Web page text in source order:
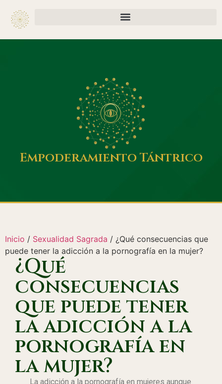
Empoderamiento Tántrico
Inicio / Sexualidad Sagrada / ¿Qué consecuencias que
puede tener la adicción a la pornografía en la mujer?
¿Qué
consecuencias
que puede tener
la adicción a la
pornografía en
la mujer?
La adicción a la pornografía en mujeres aunque